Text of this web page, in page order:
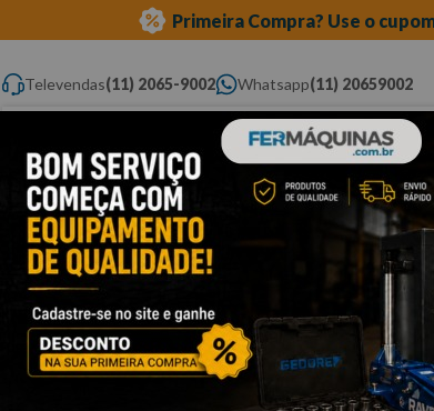
Primeira Compra? Use o
Televendas(11) 2065-9002 Whatsapp(11) 20659002
Digite aqui o que você procura...
Ferramentas Elétricas
e Máquinas
Ferramentas
soquetes e acessórios soquetes de meia" estriados